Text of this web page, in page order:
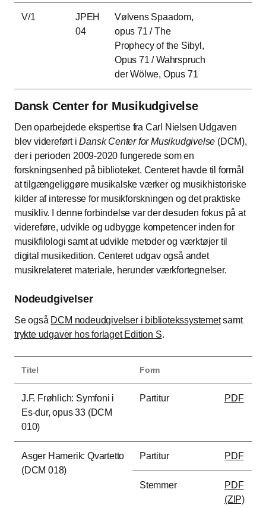
V/1
JPEH
04
Vølvens Spaadom,
opus 71 / The
Prophecy of the Sibyl,
Opus 71 / Wahrspruch
der Wölwe, Opus 71
Dansk Center for Musikudgivelse
Den oparbejdede ekspertise fra Carl Nielsen Udgaven
blev videreført iDansk Center for Musikudgivelse (DCM),
der i perioden 2009-2020 fungerede som en
forskningsenhed på biblioteket. Centeret havde til formål
at tilgængeliggøre musikalske værker og musikhistoriske
kilder af interesse for musikforskningen og det praktiske
musikliv. I denne forbindelse var der desuden fokus på at
videreføre, udvikle og udbygge kompetencer inden for
musikfilologi samt at udvikle metoder og værktøjer til
digital musikedition. Centeret udgav også andet
musikrelateret materiale, herunder værkfortegnelser.
Nodeudgivelser
Se også DCM nodeudgivelser i bibliotekssystemetsamt
trykte udgaver hos forlaget Edition S.
Titel Form
J.F. Frøhlich: Symfoni i
Es-dur, opus 33 (DCM
010)
Partitur PDF
Asger Hamerik: Qvartetto
(DCM 018)
Partitur PDF
Stemmer
PDF
(ZIP)